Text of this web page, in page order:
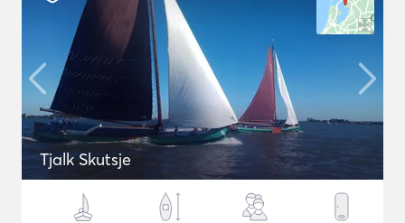
Tjalk Skutsje